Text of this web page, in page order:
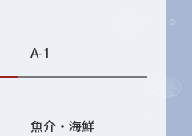
A-1
魚介・海鮮